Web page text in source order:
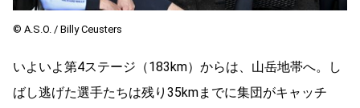
© A.S.O. / Billy Ceusters
いよいよ第4ステージ（183km）からは、山岳地帯へ。し
ばし逃げた選手たちは残り35kmまでに集団がキャッチ